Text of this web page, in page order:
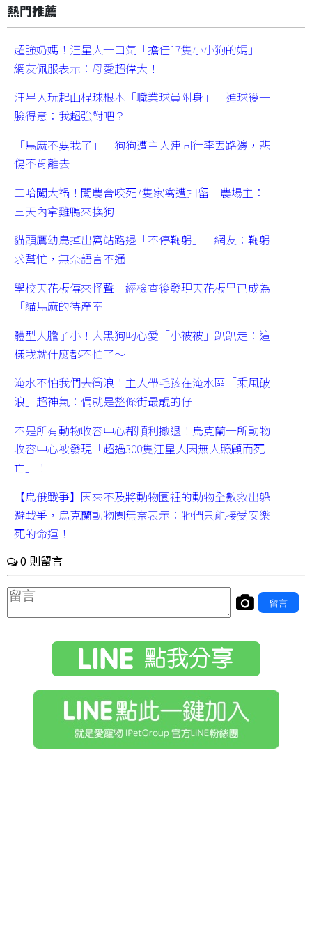
熱門推薦
超強奶媽！汪星人一口氣「擔任17隻小小狗的媽」
網友佩服表示：母愛超偉大！
汪星人玩起曲棍球根本「職業球員附身」 進球後一
臉得意：我超強對吧？
「馬麻不要我了」 狗狗遭主人連同行李丟路邊，悲
傷不肯離去
二哈闖大禍！闖農舍咬死7隻家禽遭扣留 農場主：
三天內拿雞鴨來換狗
貓頭鷹幼鳥掉出窩站路邊「不停鞠躬」 網友：鞠躬
求幫忙，無奈語言不通
學校天花板傳來怪聲 經檢查後發現天花板早已成為
「貓馬麻的待產室」
體型大膽子小！大黑狗叼心愛「小被被」趴趴走：這
樣我就什麼都不怕了～
淹水不怕我們去衝浪！主人帶毛孩在淹水區「乘風破
浪」超神氣：偶就是整條街最靚的仔
不是所有動物收容中心都順利撤退！烏克蘭一所動物
收容中心被發現「超過300隻汪星人因無人照顧而死
亡」！
【烏俄戰爭】因來不及將動物園裡的動物全數救出躲
避戰爭，烏克蘭動物園無奈表示：牠們只能接受安樂
死的命運！